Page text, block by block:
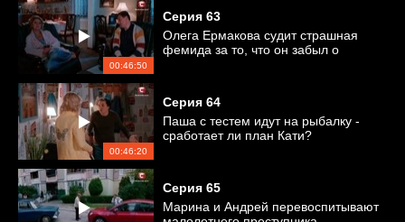
00:46:50
Серия 63
Олега Ермакова судит страшная
фемида за то, что он забыл о
00:46:20
Серия 64
Паша с тестем идут на рыбалку -
сработает ли план Кати?
Серия 65
Марина и Андрей перевоспитывают